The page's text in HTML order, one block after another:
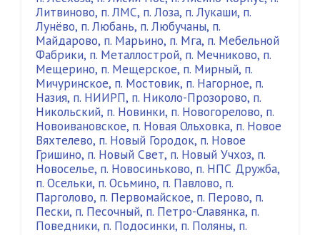
Литвиново, п. ЛМС, п. Лоза, п. Лукаши, п.
Лунёво, п. Любань, п. Любучаны, п.
Майдарово, п. Марьино, п. Мга, п. Мебельной
Фабрики, п. Металлострой, п. Мечниково, п.
Мещерино, п. Мещерское, п. Мирный, п.
Мичуринское, п. Мостовик, п. Нагорное, п.
Назия, п. НИИРП, п. Николо-Прозорово, п.
Никольский, п. Новинки, п. Новогорелово, п.
Новоивановское, п. Новая Ольховка, п. Новое
Вяхтелево, п. Новый Городок, п. Новое
Гришино, п. Новый Свет, п. Новый Учхоз, п.
Новоселье, п. Новосиньково, п. НПС Дружба,
п. Осельки, п. Осьмино, п. Павлово, п.
Парголово, п. Первомайское, п. Перово, п.
Пески, п. Песочный, п. Петро-Славянка, п.
Поведники, п. Подосинки, п. Поляны, п.